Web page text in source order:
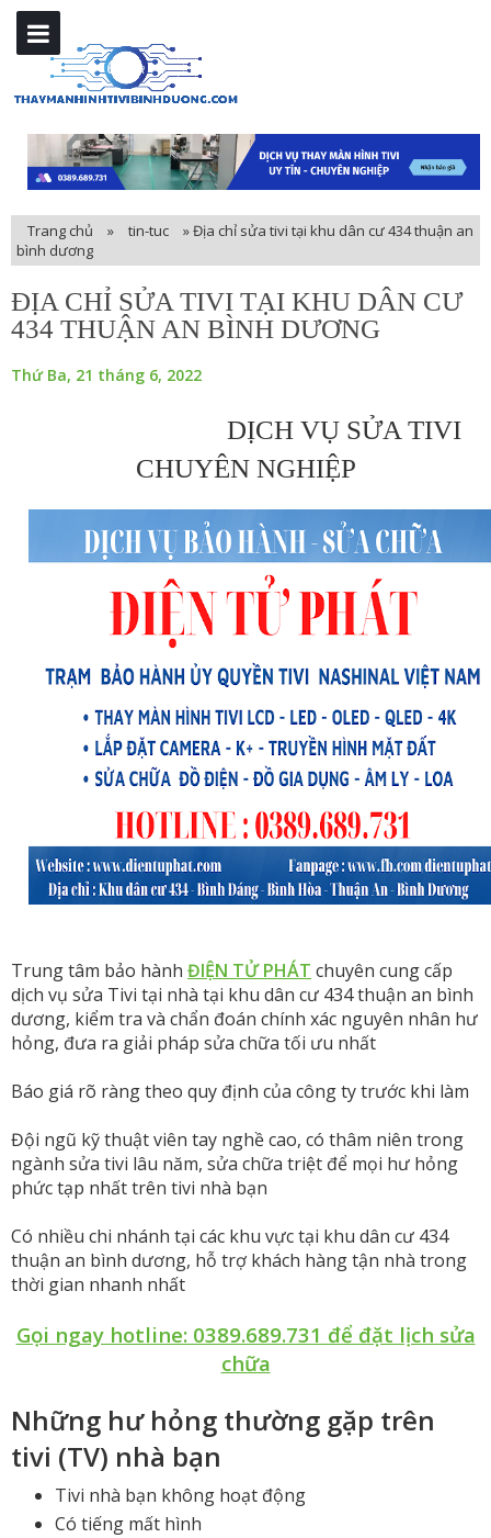
Trang chủ » tin-tuc »Địa chỉ sửa tivi tại khu dân cư 434 thuận an
bình dương
ĐỊA CHỈ SỬA TIVI TẠI KHU DÂN CƯ
434 THUẬN AN BÌNH DƯƠNG
Thứ Ba, 21 tháng 6, 2022
DỊCH VỤ SỬA TIVI
CHUYÊN NGHIỆP
Trung tâm bảo hành ĐIỆN TỬ PHÁT chuyên cung cấp
dịch vụ sửa Tivi tại nhà tại khu dân cư 434 thuận an bình
dương, kiểm tra và chẩn đoán chính xác nguyên nhân hư
hỏng, đưa ra giải pháp sửa chữa tối ưu nhất
Báo giá rõ ràng theo quy định của công ty trước khi làm
Đội ngũ kỹ thuật viên tay nghề cao, có thâm niên trong
ngành sửa tivi lâu năm, sửa chữa triệt để mọi hư hỏng
phức tạp nhất trên tivi nhà bạn
Có nhiều chi nhánh tại các khu vực tại khu dân cư 434
thuận an bình dương, hỗ trợ khách hàng tận nhà trong
thời gian nhanh nhất
Gọi ngay hotline: 0389.689.731 để đặt lịch sửa
chữa
Những hư hỏng thường gặp trên
tivi (TV) nhà bạn
Tivi nhà bạn không hoạt động
Có tiếng mất hình